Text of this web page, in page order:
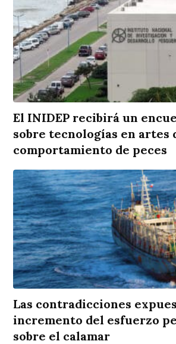
El INIDEP recibirá un
sobre tecnologías en artes
comportamiento de peces
Las contradicciones
incremento del esfuerzo
sobre el calamar